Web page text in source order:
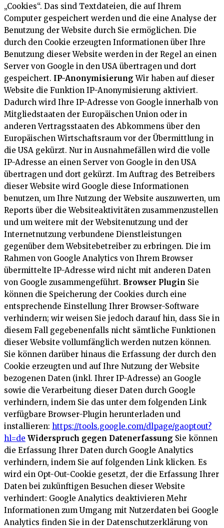
„Cookies“. Das sind Textdateien, die auf Ihrem
Computer gespeichert werden und die eine Analyse der
Benutzung der Website durch Sie ermöglichen. Die
durch den Cookie erzeugten Informationen über Ihre
Benutzung dieser Website werden in der Regel an einen
Server von Google in den USA übertragen und dort
gespeichert. IP-Anonymisierung Wir haben auf dieser
Website die Funktion IP-Anonymisierung aktiviert.
Dadurch wird Ihre IP-Adresse von Google innerhalb von
Mitgliedstaaten der Europäischen Union oder in
anderen Vertragsstaaten des Abkommens über den
Europäischen Wirtschaftsraum vor der Übermittlung in
die USA gekürzt. Nur in Ausnahmefällen wird die volle
IP-Adresse an einen Server von Google in den USA
übertragen und dort gekürzt. Im Auftrag des Betreibers
dieser Website wird Google diese Informationen
benutzen, um Ihre Nutzung der Website auszuwerten, um
Reports über die Websiteaktivitäten zusammenzustellen
und um weitere mit der Websitenutzung und der
Internetnutzung verbundene Dienstleistungen
gegenüber dem Websitebetreiber zu erbringen. Die im
Rahmen von Google Analytics von Ihrem Browser
übermittelte IP-Adresse wird nicht mit anderen Daten
von Google zusammengeführt. Browser Plugin Sie
können die Speicherung der Cookies durch eine
entsprechende Einstellung Ihrer Browser-Software
verhindern; wir weisen Sie jedoch darauf hin, dass Sie in
diesem Fall gegebenenfalls nicht sämtliche Funktionen
dieser Website vollumfänglich werden nutzen können.
Sie können darüber hinaus die Erfassung der durch den
Cookie erzeugten und auf Ihre Nutzung der Website
bezogenen Daten (inkl. Ihrer IP-Adresse) an Google
sowie die Verarbeitung dieser Daten durch Google
verhindern, indem Sie das unter dem folgenden Link
verfügbare Browser-Plugin herunterladen und
installieren: https://tools.google.com/dlpage/gaoptout?
hl=de Widerspruch gegen Datenerfassung Sie können
die Erfassung Ihrer Daten durch Google Analytics
verhindern, indem Sie auf folgenden Link klicken. Es
wird ein Opt-Out-Cookie gesetzt, der die Erfassung Ihrer
Daten bei zukünftigen Besuchen dieser Website
verhindert: Google Analytics deaktivieren Mehr
Informationen zum Umgang mit Nutzerdaten bei Google
Analytics finden Sie in der Datenschutzerklärung von